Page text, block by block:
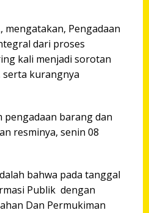
mengatakan, Pengadaan
dari proses
kali menjadi sorotan
kurangnya
barang dan
resminya, senin 08
bahwa pada tanggal
Publik dengan
Dan Permukiman